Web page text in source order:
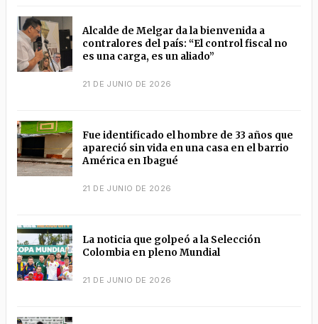
Alcalde de Melgar da la bienvenida a
contralores del país: “El control fiscal no
es una carga, es un aliado”
21 DE JUNIO DE 2026
Fue identificado el hombre de 33 años que
apareció sin vida en una casa en el barrio
América en Ibagué
21 DE JUNIO DE 2026
La noticia que golpeó a la Selección
Colombia en pleno Mundial
21 DE JUNIO DE 2026